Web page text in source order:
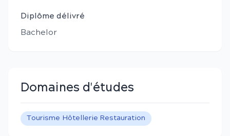
Diplôme délivré
Bachelor
Domaines d'études
Tourisme Hôtellerie Restauration